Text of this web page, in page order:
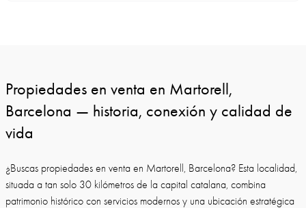
Propiedades en venta en Martorell,
Barcelona — historia, conexión y calidad de
vida
¿Buscas propiedades en venta en Martorell, Barcelona? Esta localidad,
situada a tan solo 30 kilómetros de la capital catalana, combina
patrimonio histórico con servicios modernos y una ubicación estratégica